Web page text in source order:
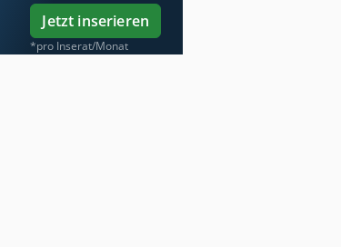
Jetzt inserieren
*pro Inserat/Monat